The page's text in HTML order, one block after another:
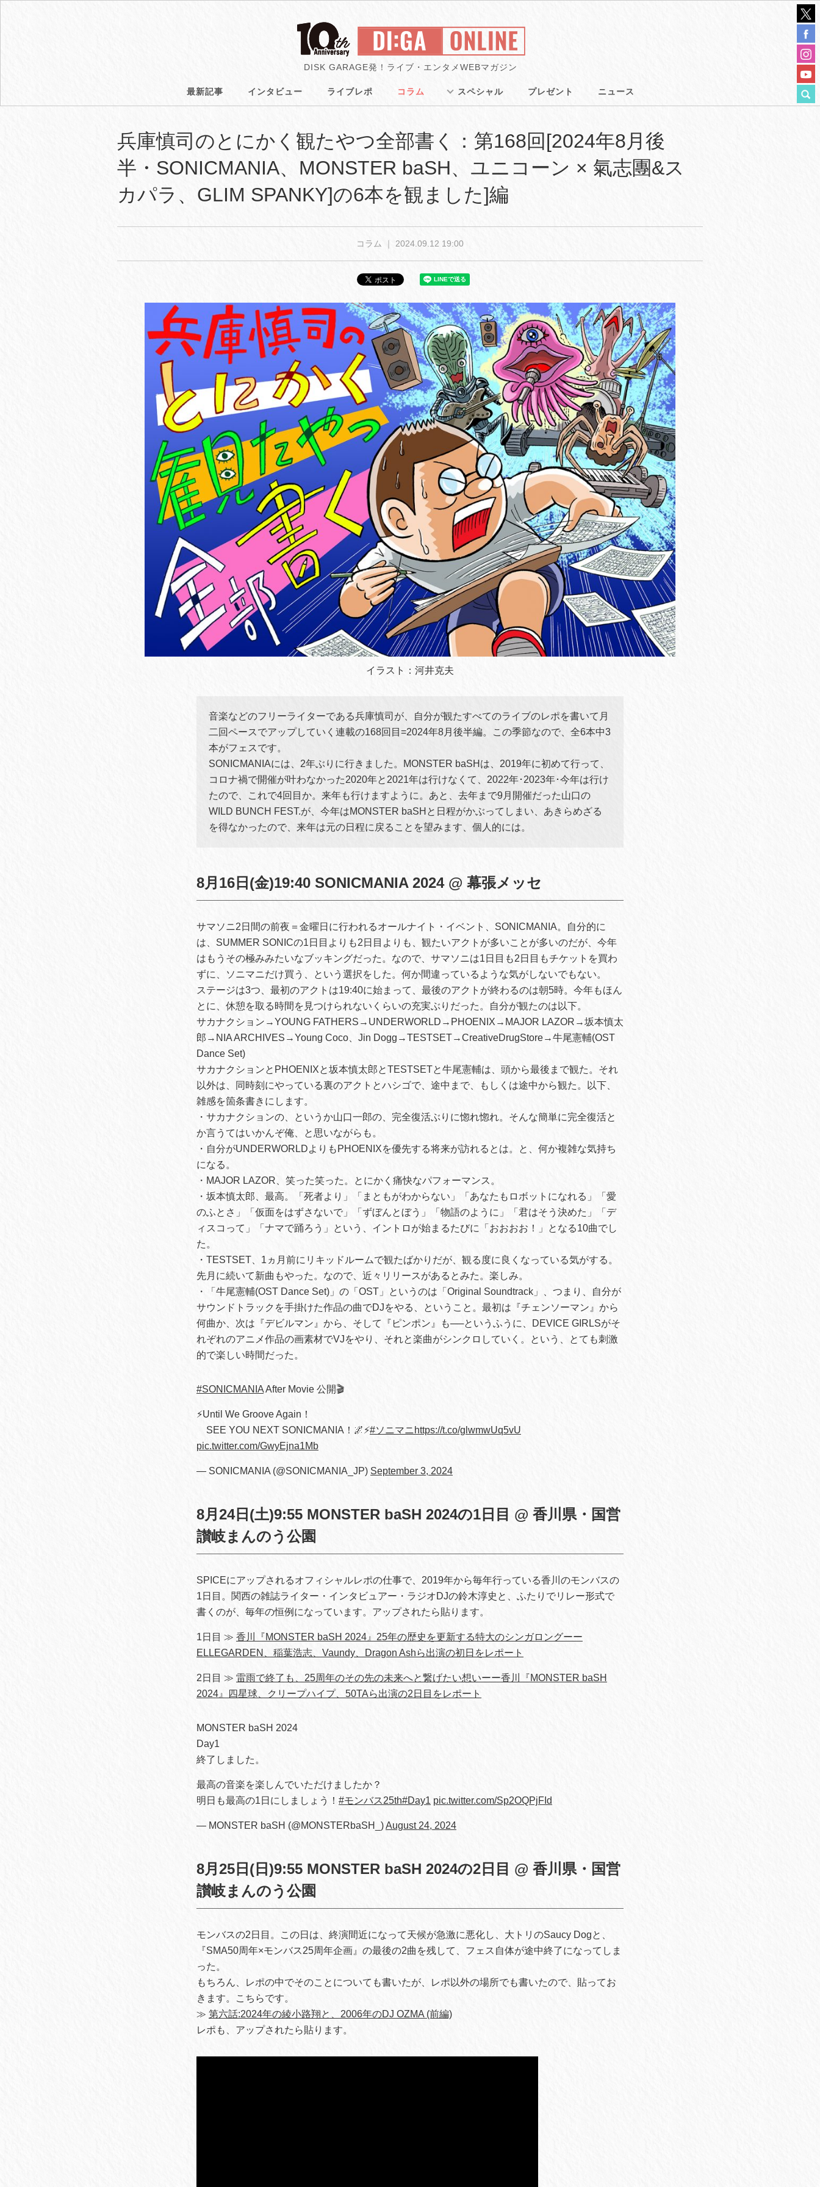
DISK GARAGE発！ライブ・エンタメWEBマガジン
最新記事 インタビュー ライブレポ コラム スペシャル プレゼント ニュース
兵庫慎司のとにかく観たやつ全部書く：第168回[2024年8月後
半・SONICMANIA、MONSTER baSH、ユニコーン × 氣志團&ス
カパラ、GLIM SPANKY]の6本を観ました]編
コラム ｜ 2024.09.12 19:00
イラスト：河井克夫
音楽などのフリーライターである兵庫慎司が、自分が観たすべてのライブのレポを書いて月
二回ペースでアップしていく連載の168回目=2024年8月後半編。この季節なので、全6本中3
本がフェスです。
SONICMANIAには、2年ぶりに行きました。MONSTER baSHは、2019年に初めて行って、
コロナ禍で開催が叶わなかった2020年と2021年は行けなくて、2022年･2023年･今年は行け
たので、これで4回目か。来年も行けますように。あと、去年まで9月開催だった山口の
WILD BUNCH FEST.が、今年はMONSTER baSHと日程がかぶってしまい、あきらめざる
を得なかったので、来年は元の日程に戻ることを望みます、個人的には。
8月16日(金)19:40 SONICMANIA 2024 @ 幕張メッセ
サマソニ2日間の前夜＝金曜日に行われるオールナイト・イベント、SONICMANIA。自分的に
は、SUMMER SONICの1日目よりも2日目よりも、観たいアクトが多いことが多いのだが、今年
はもうその極みみたいなブッキングだった。なので、サマソニは1日目も2日目もチケットを買わ
ずに、ソニマニだけ買う、という選択をした。何か間違っているような気がしないでもない。
ステージは3つ、最初のアクトは19:40に始まって、最後のアクトが終わるのは朝5時。今年もほん
とに、休憩を取る時間を見つけられないくらいの充実ぶりだった。自分が観たのは以下。
サカナクション→YOUNG FATHERS→UNDERWORLD→PHOENIX→MAJOR LAZOR→坂本慎太
郎→NIA ARCHIVES→Young Coco、Jin Dogg→TESTSET→CreativeDrugStore→牛尾憲輔(OST
Dance Set)
サカナクションとPHOENIXと坂本慎太郎とTESTSETと牛尾憲輔は、頭から最後まで観た。それ
以外は、同時刻にやっている裏のアクトとハシゴで、途中まで、もしくは途中から観た。以下、
雑感を箇条書きにします。
・サカナクションの、というか山口一郎の、完全復活ぶりに惚れ惚れ。そんな簡単に完全復活と
か言うてはいかんぞ俺、と思いながらも。
・自分がUNDERWORLDよりもPHOENIXを優先する将来が訪れるとは。と、何か複雑な気持ち
になる。
・MAJOR LAZOR、笑った笑った。とにかく痛快なパフォーマンス。
・坂本慎太郎、最高。「死者より」「まともがわからない」「あなたもロボットになれる」「愛
のふとさ」「仮面をはずさないで」「ずぼんとぼう」「物語のように」「君はそう決めた」「デ
ィスコって」「ナマで踊ろう」という、イントロが始まるたびに「おおおお！」となる10曲でし
た。
・TESTSET、1ヵ月前にリキッドルームで観たばかりだが、観る度に良くなっている気がする。
先月に続いて新曲もやった。なので、近々リリースがあるとみた。楽しみ。
・「牛尾憲輔(OST Dance Set)」の「OST」というのは「Original Soundtrack」、つまり、自分が
サウンドトラックを手掛けた作品の曲でDJをやる、ということ。最初は『チェンソーマン』から
何曲か、次は『デビルマン』から、そして『ピンポン』も──というふうに、DEVICE GIRLSがそ
れぞれのアニメ作品の画素材でVJをやり、それと楽曲がシンクロしていく。という、とても刺激
的で楽しい時間だった。
#SONICMANIAAfter Movie 公開🎬
⚡️Until We Groove Again！
SEE YOU NEXT SONICMANIA！🌌⚡️#ソニマニ https://t.co/glwmwUq5vU
pic.twitter.com/GwyEjna1Mb
— SONICMANIA (@SONICMANIA_JP) September 3, 2024
8月24日(土)9:55 MONSTER baSH 2024の1日目 @ 香川県・国営
讃岐まんのう公園
SPICEにアップされるオフィシャルレポの仕事で、2019年から毎年行っている香川のモンバスの
1日目。関西の雑誌ライター・インタビュアー・ラジオDJの鈴木淳史と、ふたりでリレー形式で
書くのが、毎年の恒例になっています。アップされたら貼ります。
1日目 ≫ 香川『MONSTER baSH 2024』25年の歴史を更新する特大のシンガロングーー
ELLEGARDEN、稲葉浩志、Vaundy、Dragon Ashら出演の初日をレポート
2日目 ≫ 雷雨で終了も、25周年のその先の未来へと繋げたい想いーー香川『MONSTER baSH
2024』四星球、クリープハイプ、50TAら出演の2日目をレポート
MONSTER baSH 2024
Day1
終了しました。
最高の音楽を楽しんでいただけましたか？
明日も最高の1日にしましょう！ #モンバス25th#Day1 pic.twitter.com/Sp2OQPjFId
— MONSTER baSH (@MONSTERbaSH_)August 24, 2024
8月25日(日)9:55 MONSTER baSH 2024の2日目 @ 香川県・国営
讃岐まんのう公園
モンバスの2日目。この日は、終演間近になって天候が急激に悪化し、大トリのSaucy Dogと、
『SMA50周年×モンバス25周年企画』の最後の2曲を残して、フェス自体が途中終了になってしま
った。
もちろん、レポの中でそのことについても書いたが、レポ以外の場所でも書いたので、貼ってお
きます。こちらです。
≫ 第六話:2024年の綾小路翔と、2006年のDJ OZMA (前編)
レポも、アップされたら貼ります。